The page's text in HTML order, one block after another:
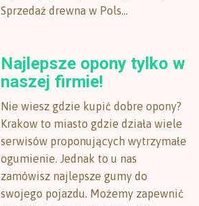
Sprzedaż drewna w Pols...
Najlepsze opony tylko w
naszej firmie!
Nie wiesz gdzie kupić dobre opony?
Krakow to miasto gdzie działa wiele
serwisów proponujących wytrzymałe
ogumienie. Jednak to u nas
zamówisz najlepsze gumy do
swojego pojazdu. Możemy zapewnić